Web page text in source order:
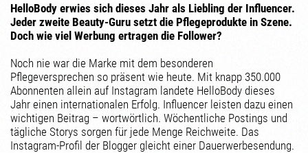
HelloBody erwies sich dieses Jahr als Liebling der Influencer.
Jeder zweite Beauty-Guru setzt die Pflegeprodukte in Szene.
Doch wie viel Werbung ertragen die Follower?
Noch nie war die Marke mit dem besonderen
Pflegeversprechen so präsent wie heute. Mit knapp 350.000
Abonnenten allein auf Instagram landete HelloBody dieses
Jahr einen internationalen Erfolg. Influencer leisten dazu einen
wichtigen Beitrag – wortwörtlich. Wöchentliche Postings und
tägliche Storys sorgen für jede Menge Reichweite. Das
Instagram-Profil der Blogger gleicht einer Dauerwerbesendung.